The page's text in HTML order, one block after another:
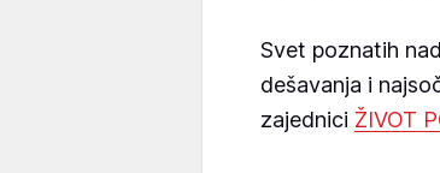
Svet poznatih
dešavanja i
zajednici ŽIVOT